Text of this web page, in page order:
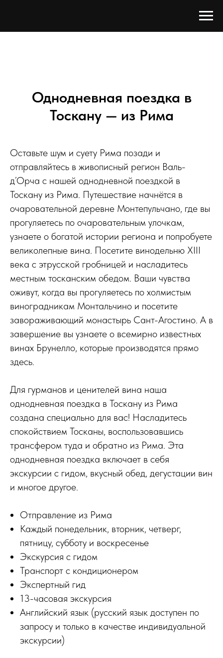
Однодневная поездка в
Тоскану — из Рима
Оставьте шум и суету Рима позади и
отправляйтесь в живописный регион Валь-
д’Орча с нашей однодневной поездкой в
Тоскану из Рима. Путешествие начнётся в
очаровательной деревне Монтепульчано, где вы
прогуляетесь по очаровательным улочкам,
узнаете о богатой истории региона и попробуете
великолепные вина. Посетите винодельню XIII
века с этрусской гробницей и насладитесь
местным тосканским обедом. Ваши чувства
оживут, когда вы прогуляетесь по холмистым
виноградникам Монтальчино и посетите
завораживающий монастырь Сант-Агостино. А в
завершение вы узнаете о всемирно известных
винах Брунелло, которые производятся прямо
здесь.
Для гурманов и ценителей вина наша
однодневная поездка в Тоскану из Рима
создана специально для вас! Насладитесь
спокойствием Тосканы, воспользовавшись
трансфером туда и обратно из Рима. Эта
однодневная поездка включает в себя
экскурсии с гидом, вкусный обед, дегустации вин
и многое другое.
Отправление из Рима
Каждый понедельник, вторник, четверг,
пятницу, субботу и воскресенье
Экскурсия с гидом
Транспорт с кондиционером
Экспертный гид
13-часовая экскурсия
Английский язык (русский язык доступен по
запросу и только в качестве индивидуальной
экскурсии)